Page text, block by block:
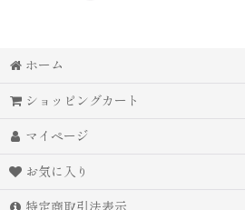
ホーム
ショッピングカート
マイページ
お気に入り